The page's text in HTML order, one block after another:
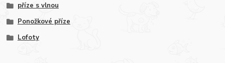
příze s vlnou
Ponožkové příze
Lofoty